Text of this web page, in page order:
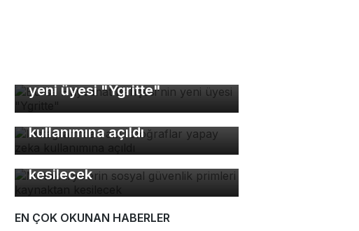
yeni üyesi "Ygritte"
Instagram'da bazı
fotoğraflar yapay zeka
kullanımına açıldı
Motokuryelerin sosyal
güvenlik primleri kaynaktan
kesilecek
EN ÇOK OKUNAN HABERLER